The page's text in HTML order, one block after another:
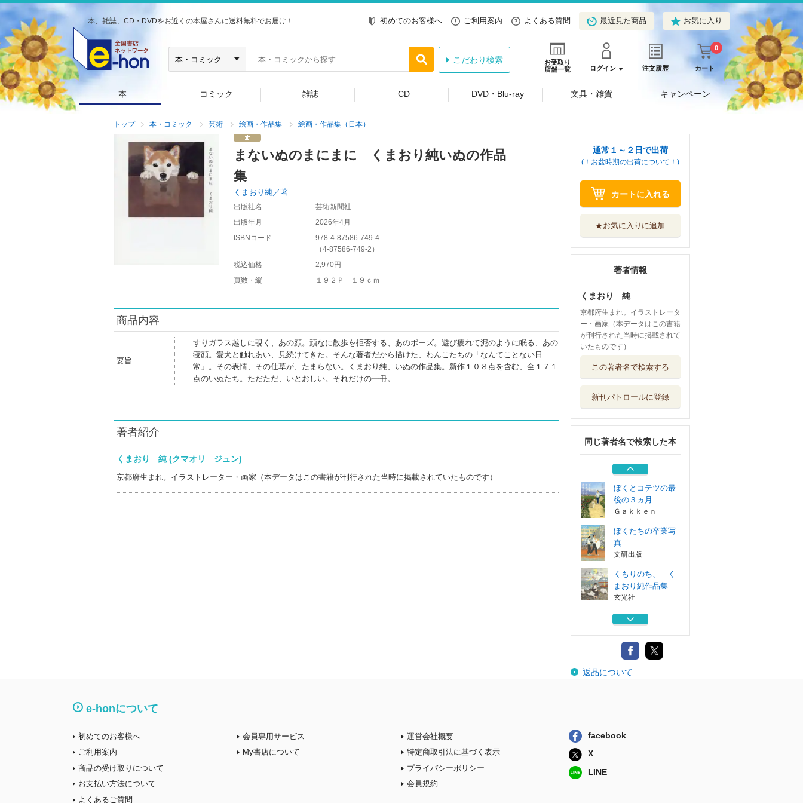
本、雑誌、CD・DVDをお近くの本屋さんに送料無料でお届け！ 初めてのお客様へ ご利用案内 よくある質問 最近見た商品 お気に入り
お受取り
店舗一覧
ログイン 注文履歴 カート
0
こだわり検索
本 コミック 雑誌 CD DVD・Blu-ray 文具・雑貨 キャンペーン
トップ 本・コミック 芸術 絵画・作品集 絵画・作品集（日本）
まないぬのまにまに くまおり純いぬの作品
集
くまおり純／著
出版社名
芸術新聞社
出版年月
2026年4月
ISBNコード
978-4-87586-749-4
（4-87586-749-2 ）
税込価格
2,970円
頁数・縦
１９２Ｐ １９ｃｍ
商品内容
要旨
すりガラス越しに覗く、あの顔。頑なに散歩を拒否する、あのポーズ。遊び疲れて泥のように眠る、あの
寝顔。愛犬と触れあい、見続けてきた。そんな著者だから描けた、わんこたちの「なんてことない日
常」。その表情、その仕草が、たまらない。くまおり純、いぬの作品集。新作１０８点を含む、全１７１
点のいぬたち。ただただ、いとおしい。それだけの一冊。
著者紹介
くまおり 純 (クマオリ ジュン)
京都府生まれ。イラストレーター・画家（本データはこの書籍が刊行された当時に掲載されていたものです）
通常１～２日で出荷
(！お盆時期の出荷について！)
カートに入れる
★お気に入りに追加
著者情報
くまおり 純
京都府生まれ。イラストレータ
ー・画家（本データはこの書籍
が刊行された当時に掲載されて
いたものです）
この著者名で検索する
新刊パトロールに登録
同じ著者名で検索した本
まおり純作品集
南極犬物語
犬がえらんだ人
捨て犬ドンとお...
合同出版
ぼくとコテツの最
後の３ヵ月
Ｇａｋｋｅｎ
ぼくたちの卒業写
真
文研出版
くもりのち、 く
まおり純作品集
玄光社
南極犬物語
犬がえらんだ人
捨て犬ドンとお...
返品について
e-honについて
初めてのお客様へ
ご利用案内
商品の受け取りについて
お支払い方法について
よくあるご質問
会員専用サービス
My書店について
運営会社概要
特定商取引法に基づく表示
プライバシーポリシー
会員規約
facebook
X
LINE